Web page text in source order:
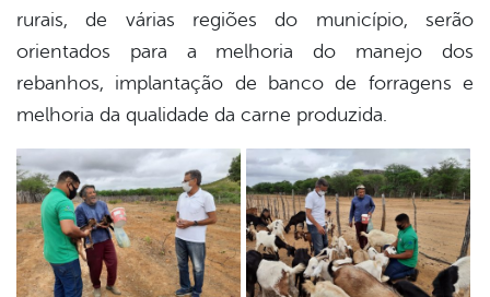
rurais, de várias regiões do município, serão
orientados para a melhoria do manejo dos
rebanhos, implantação de banco de forragens e
melhoria da qualidade da carne produzida.